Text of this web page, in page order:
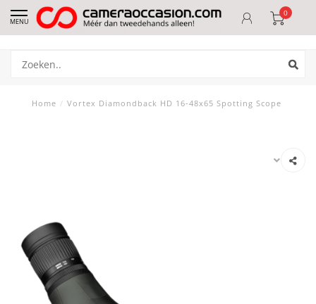
MENU
0
Home / Vortex Diamondback HD 16-48x65 Spotting Scope